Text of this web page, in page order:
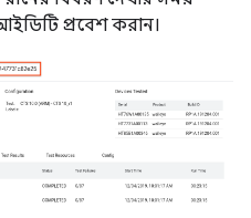
প্রবেশ করান।